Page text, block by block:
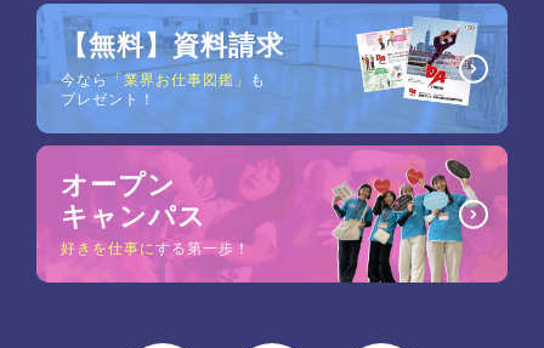
【無料】資料請求
今なら「業界お仕事図鑑」
も
プレゼント！
オープン
キャンパス
好きを仕事にする第一歩！